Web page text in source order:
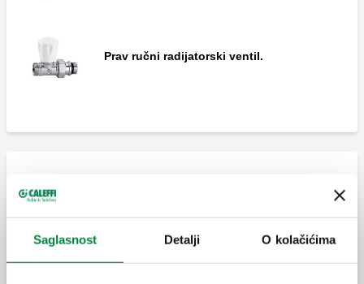
Saglasnost Detalji O kolačićima
Prav ručni radijatorski ventil.
Ugaoni ručni radijatorski ventil.